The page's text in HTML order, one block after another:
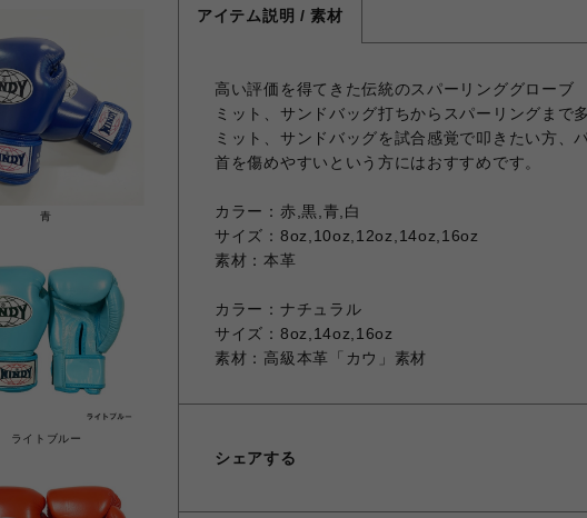
青
ライトブルー
アイテム説明 / 素材
高い評価を得てきた伝統のスパーリンググローブ
ミット、サンドバッグ打ちからスパーリングまで
ミット、サンドバッグを試合感覚で叩きたい方、
首を傷めやすいという方にはおすすめです。
カラー：赤,黒,青,白
サイズ：8oz,10oz,12oz,14oz,16oz
素材：本革
カラー：ナチュラル
サイズ：8oz,14oz,16oz
素材：高級本革「カウ」素材
シェアする